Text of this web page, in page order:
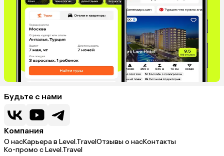
Будьте с нами
Компания
О насКарьера в Level.TravelОтзывы о насКонтакты
Ко-промо с Level.Travel